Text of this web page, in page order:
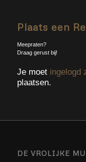
Plaats een
Meepraten?
Draag gerust bij!
Je moet ingelogd
plaatsen.
DE VROLIJKE